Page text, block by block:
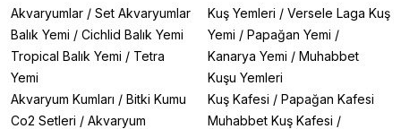
Akvaryumlar / Set Akvaryumlar
Balık Yemi / Cichlid Balık Yemi
Tropical Balık Yemi / Tetra
Yemi
Akvaryum Kumları / Bitki Kumu
Co2 Setleri / Akvaryum
Kuş Yemleri / Versele Laga Kuş
Yemi / Papağan Yemi /
Kanarya Yemi / Muhabbet
Kuşu Yemleri
Kuş Kafesi / Papağan Kafesi
Muhabbet Kuş Kafesi /